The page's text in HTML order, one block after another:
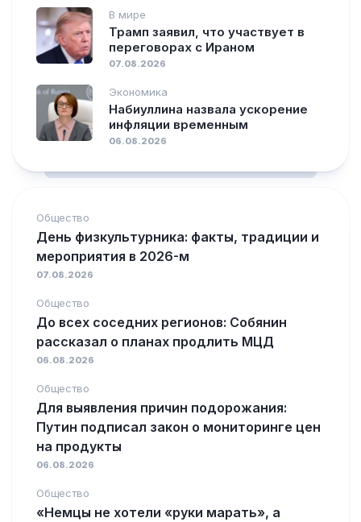
В мире
Трамп заявил, что участвует в
переговорах с Ираном
07.08.2026
Экономика
Набиуллина назвала ускорение
инфляции временным
06.08.2026
Общество
День физкультурника: факты, традиции и
мероприятия в 2026-м
07.08.2026
Общество
До всех соседних регионов: Собянин
рассказал о планах продлить МЦД
06.08.2026
Общество
Для выявления причин подорожания:
Путин подписал закон о мониторинге цен
на продукты
06.08.2026
Общество
«Немцы не хотели «руки марать», а